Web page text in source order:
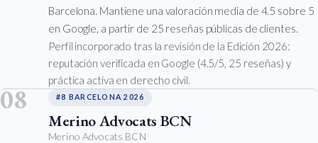
Barcelona. Mantiene una valoración media de 4.5 sobre 5
en Google, a partir de 25 reseñas públicas de clientes.
Perfil incorporado tras la revisión de la Edición 2026:
reputación verificada en Google (4.5/5, 25 reseñas) y
práctica activa en derecho civil.
08 #8 BARCELONA 2026
Merino Advocats BCN
Merino Advocats BCN